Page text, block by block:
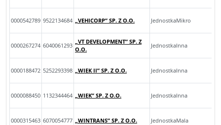
0000542789 9522134684 „VEHICORP” SP. Z O.O. JednostkaMikro
0000267274 6040061293
„VT DEVELOPMENT” SP. Z
O.O.
JednostkaInna
0000188472 5252293398 „WIEK II” SP. Z O.O. JednostkaInna
0000088450 1132344464 „WIEK” SP. Z O.O. JednostkaInna
0000315463 6070054777 „WINTRANS” SP. Z O.O. JednostkaMala